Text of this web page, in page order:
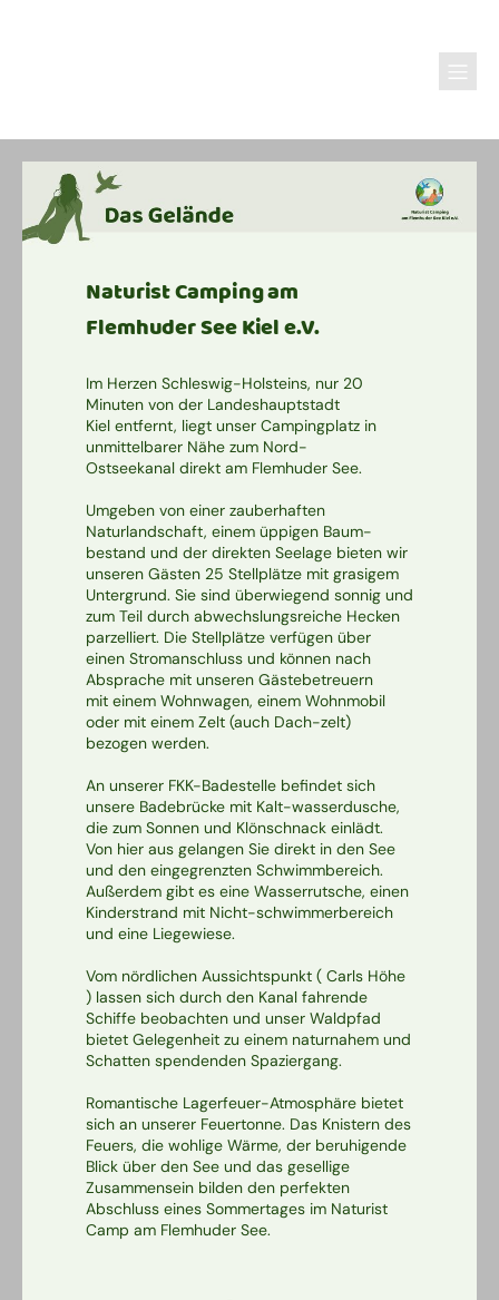
Naturist Camping am
Flemhuder See Kiel e.V.
Im Herzen Schleswig-Holsteins, nur 20
Minuten von der Landeshauptstadt
Kiel entfernt, liegt unser Campingplatz in
unmittelbarer Nähe zum Nord-
Ostseekanal direkt am Flemhuder See.
Umgeben von einer zauberhaften
Naturlandschaft, einem üppigen Baum-
bestand und der direkten Seelage bieten wir
unseren Gästen 25 Stellplätze mit grasigem
Untergrund. Sie sind überwiegend sonnig und
zum Teil durch abwechslungsreiche Hecken
parzelliert. Die Stellplätze verfügen über
einen Stromanschluss und können nach
Absprache mit unseren Gästebetreuern
mit einem Wohnwagen, einem Wohnmobil
oder mit einem Zelt (auch Dach-zelt)
bezogen werden.
An unserer FKK-Badestelle befindet sich
unsere Badebrücke mit Kalt-wasserdusche,
die zum Sonnen und Klönschnack einlädt.
Von hier aus gelangen Sie direkt in den See
und den eingegrenzten Schwimmbereich.
Außerdem gibt es eine Wasserrutsche, einen
Kinderstrand mit Nicht-schwimmerbereich
und eine Liegewiese.
Vom nördlichen Aussichtspunkt ( Carls Höhe
) lassen sich durch den Kanal fahrende
Schiffe beobachten und unser Waldpfad
bietet Gelegenheit zu einem naturnahem und
Schatten spendenden Spaziergang.
Romantische Lagerfeuer-Atmosphäre bietet
sich an unserer Feuertonne. Das Knistern des
Feuers, die wohlige Wärme, der beruhigende
Blick über den See und das gesellige
Zusammensein bilden den perfekten
Abschluss eines Sommertages im Naturist
Camp am Flemhuder See.